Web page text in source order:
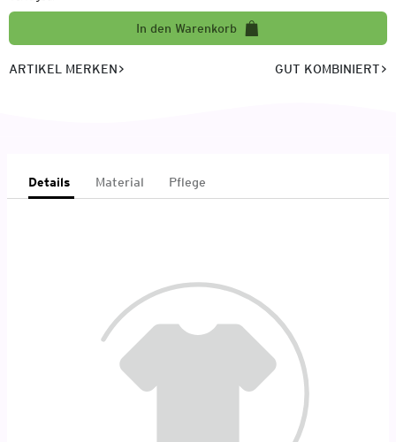
In den Warenkorb
ARTIKEL MERKEN GUT KOMBINIERT
Details Material Pflege